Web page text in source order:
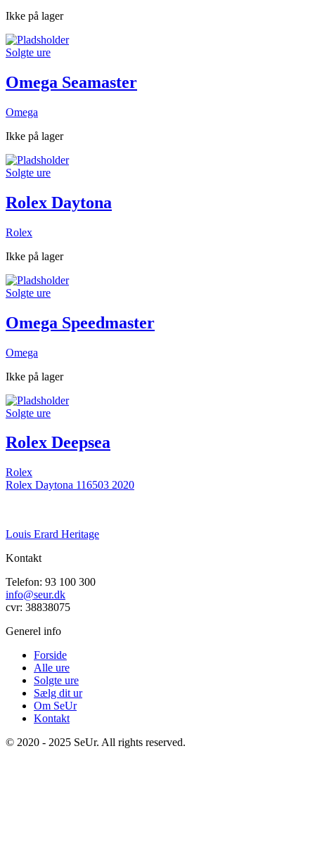
Ikke på lager
Solgte ure
Omega Seamaster
Omega
Ikke på lager
Solgte ure
Rolex Daytona
Rolex
Ikke på lager
Solgte ure
Omega Speedmaster
Omega
Ikke på lager
Solgte ure
Rolex Deepsea
Rolex
Rolex Daytona 116503 2020
Louis Erard Heritage
Kontakt
Telefon: 93 100 300
info@seur.dk
cvr: 38838075
Generel info
Forside
Alle ure
Solgte ure
Sælg dit ur
Om SeUr
Kontakt
© 2020 - 2025 SeUr. All rights reserved.